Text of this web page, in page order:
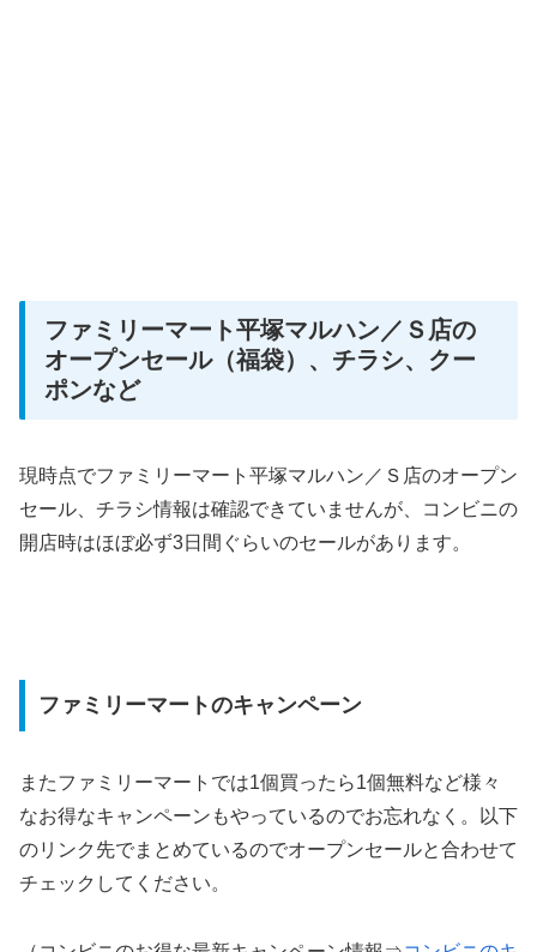
ファミリーマート平塚マルハン／Ｓ店の
オープンセール（福袋）、チラシ、クー
ポンなど
現時点でファミリーマート平塚マルハン／Ｓ店のオープン
セール、チラシ情報は確認できていませんが、コンビニの
開店時はほぼ必ず3日間ぐらいのセールがあります。
ファミリーマートのキャンペーン
またファミリーマートでは1個買ったら1個無料など様々
なお得なキャンペーンもやっているのでお忘れなく。以下
のリンク先でまとめているのでオープンセールと合わせて
チェックしてください。